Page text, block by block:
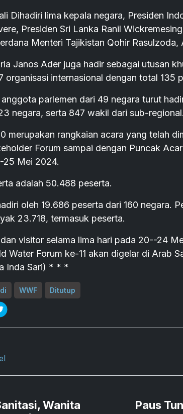
Dihadiri lima kepala negara, Presiden
Presiden Sri Lanka Ranil
Menteri Tajikistan Qohir Rasulzoda,
Janos Ader juga hadir sebagai utusan
organisasi internasional dengan total 135
parlemen dari 49 negara turut
negara, serta 847 wakil dari sub-regional.
merupakan rangkaian acara yang telah
Forum sampai dengan Puncak
25 Mei 2024.
adalah 50.488 peserta.
oleh 19.686 peserta dari 160 negara.
23.718, termasuk peserta.
visitor selama lima hari pada 20--24
Water Forum ke-11 akan digelar di Arab
Inda Sari) * * *
WWF Ditutup
Wanita
Paus